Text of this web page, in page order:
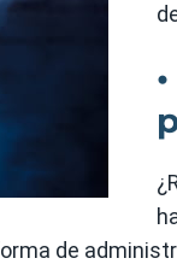
de